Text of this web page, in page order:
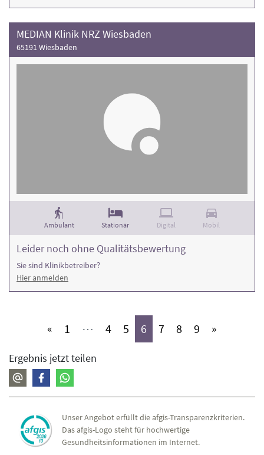
MEDIAN Klinik NRZ Wiesbaden
65191 Wiesbaden
Ambulant Stationär Digital Mobil
Leider noch ohne Qualitätsbewertung
Sie sind Klinikbetreiber?
Hier anmelden
« 1 (aktiv)
⋯ 4(aktiv)
5 (aktiv)
6 (aktiv)
7(aktiv)
8 (aktiv)
9 (aktiv)
»
Ergebnis jetzt teilen
Unser Angebot erfüllt die afgis-Transparenzkriterien.
Das afgis-Logo steht für hochwertige
Gesundheitsinformationen im Internet.